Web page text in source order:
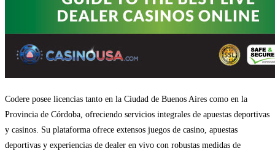
Codere posee licencias tanto en la Ciudad de Buenos Aires como en la
Provincia de Córdoba, ofreciendo servicios integrales de apuestas deportivas
y casinos. Su plataforma ofrece extensos juegos de casino, apuestas
deportivas y experiencias de dealer en vivo con robustas medidas de